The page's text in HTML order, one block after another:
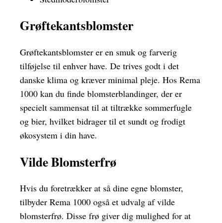
Grøftekantsblomster
Grøftekantsblomster er en smuk og farverig
tilføjelse til enhver have. De trives godt i det
danske klima og kræver minimal pleje. Hos Rema
1000 kan du finde blomsterblandinger, der er
specielt sammensat til at tiltrække sommerfugle
og bier, hvilket bidrager til et sundt og frodigt
økosystem i din have.
Vilde Blomsterfrø
Hvis du foretrækker at så dine egne blomster,
tilbyder Rema 1000 også et udvalg af vilde
blomsterfrø. Disse frø giver dig mulighed for at